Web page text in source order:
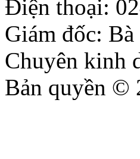
Điện thoại:
Giám đốc:
Chuyên kinh
Bản quyền ©